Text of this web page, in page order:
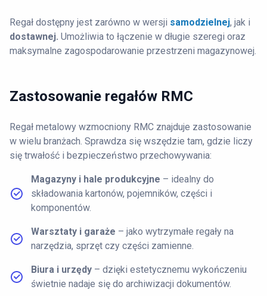
Regał dostępny jest zarówno w wersji samodzielnej, jak i
dostawnej. Umożliwia to łączenie w długie szeregi oraz
maksymalne zagospodarowanie przestrzeni magazynowej.
Zastosowanie regałów RMC
Regał metalowy wzmocniony RMC znajduje zastosowanie
w wielu branżach. Sprawdza się wszędzie tam, gdzie liczy
się trwałość i bezpieczeństwo przechowywania:
Magazyny i hale produkcyjne – idealny do
składowania kartonów, pojemników, części i
komponentów.
Warsztaty i garaże – jako wytrzymałe regały na
narzędzia, sprzęt czy części zamienne.
Biura i urzędy – dzięki estetycznemu wykończeniu
świetnie nadaje się do archiwizacji dokumentów.